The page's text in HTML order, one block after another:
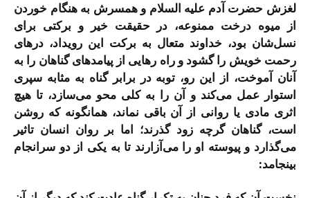
لغزش حضرت آدم علیه السلام و همسرش به هنگام خوردن
از میوه درخت ممنوعه، در حقیقت خیر و برکتی برای
نسل‌شان بود، خداوند متعال به برکت این رویداد، درهای
رحمت خویش را گشود و راه رهایی از پیامدهای گناهان را به
آنان آموخت، از این رو، توبه در برابر گناه به مثابه سپری
استوار عمل می‌کند و آن را به کلی محو می‌سازد، تا هیچ
اثری مادی یا روانی از آن باقی نماند، همانگونه که روشن
است، گناهان گرچه زود گذرند؛ اما بر روان انسان تاثیر
می‌گذارد و پیوسته او را می‌آزارند تا به یکی از دو سرانجام
بینجامد: